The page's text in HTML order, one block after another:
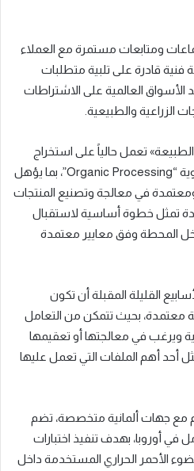
ومتابعات مستمرة مع العملاء
فنية قادرة على تلبية متطلبات
العالمية على الاشتراطات
الزراعية والطبيعية.
تعمل حالياً على استخراج
شهادة معالجة المنتجات العضوية “Organic Processing”، بما يؤهل
في معالجة وتصنيع المنتجات
تمثل خطوة أساسية لاستقبال
المحطة وفق معايير معتمدة
القليلة المقبلة أن تكون
بحيث تتمكن من التعامل
في معالجتها أو تعقيمها
أحد أهم الملفات التي تعمل عليها
جهات ألمانية متخصصة، تضم
في أوروبا، بهدف تنفيذ اختبارات
الأحمر الحراري المستخدمة داخل